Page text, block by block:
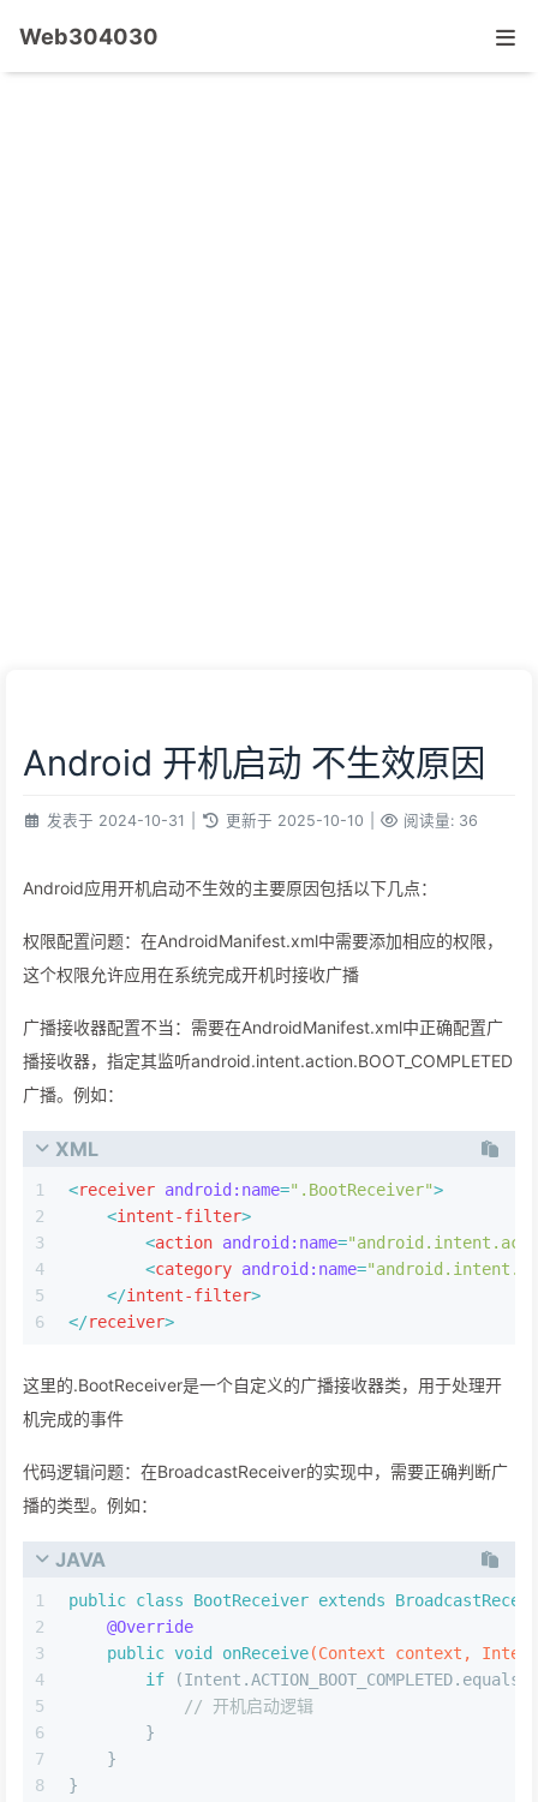
Web304030
Android 开机启动 不生效原因
发表于 2024-10-31 更新于 2025-10-10 阅读量: 36
‌Android应用开机启动不生效的主要原因包括以下几点‌：
‌权限配置问题‌：在AndroidManifest.xml中需要添加相应的权限，
这个权限允许应用在系统完成开机时接收广播‌
‌广播接收器配置不当‌：需要在AndroidManifest.xml中正确配置广
播接收器，指定其监听android.intent.action.BOOT_COMPLETED
广播。例如：
XML
1
2
3
4
5
6
<receiver android:name=".BootReceiver">
<intent-filter>
<action android:name=
<category android:name=
</intent-filter>
</receiver>
这里的.BootReceiver是一个自定义的广播接收器类，用于处理开
机完成的事件‌
‌代码逻辑问题‌：在BroadcastReceiver的实现中，需要正确判断广
播的类型。例如：
JAVA
1
2
3
4
5
6
7
8
public class BootReceiver extends
@Override
public void onReceive(Context context,
if
// 开机启动逻辑
        }
    }
}